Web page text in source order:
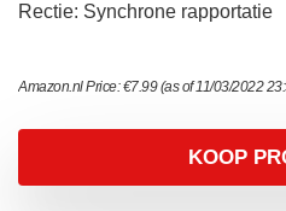
Rectie: Synchrone rapportatie
Amazon.nl Price:€7.99(as of 11/03/2022
KOOP